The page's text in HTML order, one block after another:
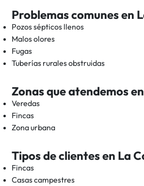
Problemas comunes en
Pozos sépticos llenos
Malos olores
Fugas
Tuberías rurales obstruidas
Zonas que atendemos en
Veredas
Fincas
Zona urbana
Tipos de clientes en La
Fincas
Casas campestres